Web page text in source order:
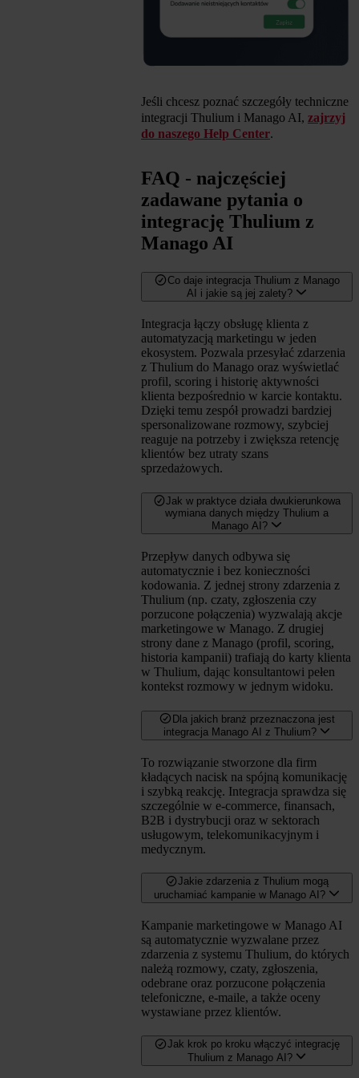
Jeśli chcesz poznać szczegóły techniczne
integracji Thulium i Manago AI, zajrzyj
do naszego Help Center.
FAQ - najczęściej
zadawane pytania o
integrację Thulium z
Manago AI
Co daje integracja Thulium z Manago
AI i jakie są jej zalety?
Integracja łączy obsługę klienta z
automatyzacją marketingu w jeden
ekosystem. Pozwala przesyłać zdarzenia
z Thulium do Manago oraz wyświetlać
profil, scoring i historię aktywności
klienta bezpośrednio w karcie kontaktu.
Dzięki temu zespół prowadzi bardziej
spersonalizowane rozmowy, szybciej
reaguje na potrzeby i zwiększa retencję
klientów bez utraty szans
sprzedażowych.
Jak w praktyce działa dwukierunkowa
wymiana danych między Thulium a
Manago AI?
Przepływ danych odbywa się
automatycznie i bez konieczności
kodowania. Z jednej strony zdarzenia z
Thulium (np. czaty, zgłoszenia czy
porzucone połączenia) wyzwalają akcje
marketingowe w Manago. Z drugiej
strony dane z Manago (profil, scoring,
historia kampanii) trafiają do karty klienta
w Thulium, dając konsultantowi pełen
kontekst rozmowy w jednym widoku.
Dla jakich branż przeznaczona jest
integracja Manago AI z Thulium?
To rozwiązanie stworzone dla firm
kładących nacisk na spójną komunikację
i szybką reakcję. Integracja sprawdza się
szczególnie w e-commerce, finansach,
B2B i dystrybucji oraz w sektorach
usługowym, telekomunikacyjnym i
medycznym.
Jakie zdarzenia z Thulium mogą
uruchamiać kampanie w Manago AI?
Kampanie marketingowe w Manago AI
są automatycznie wyzwalane przez
zdarzenia z systemu Thulium, do których
należą rozmowy, czaty, zgłoszenia,
odebrane oraz porzucone połączenia
telefoniczne, e-maile, a także oceny
wystawiane przez klientów.
Jak krok po kroku włączyć integrację
Thulium z Manago AI?